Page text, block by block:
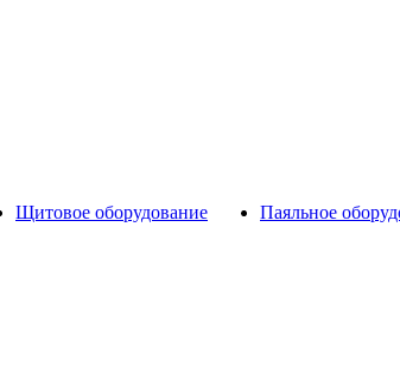
Щитовое оборудование Паяльное